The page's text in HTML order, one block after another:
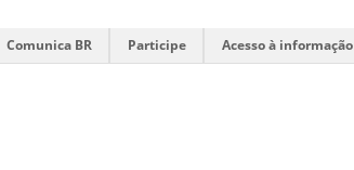
Comunica BR Participe Acesso à informação